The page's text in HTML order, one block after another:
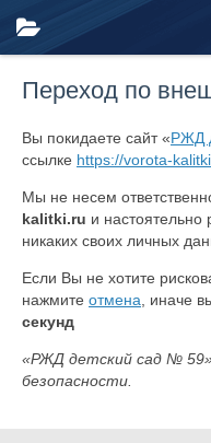
Переход по
Вы покидаете сайт «РЖД
ссылке https://vorota-
Мы не несем
kalitki.ru и настоятельно
никаких своих личных
Если Вы не хотите
нажмите отмена , иначе
секунд
«РЖД детский сад №
безопасности.